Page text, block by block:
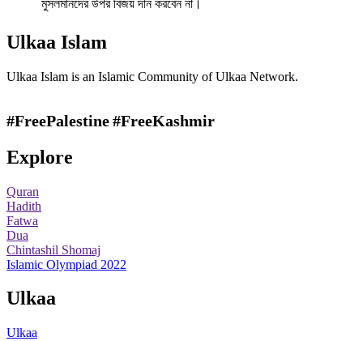
মুসলমানদের উপর বিজয় দান করবেন না।
Ulkaa Islam
Ulkaa Islam is an Islamic Community of Ulkaa Network.
#FreePalestine#FreeKashmir
Explore
Quran
Hadith
Fatwa
Dua
Chintashil Shomaj
Islamic Olympiad 2022
Ulkaa
Ulkaa